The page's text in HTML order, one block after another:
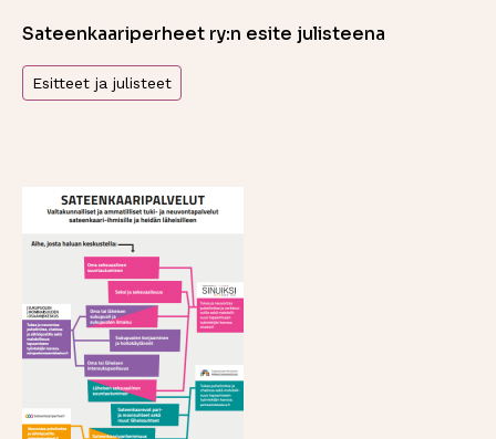
Sateenkaariperheet ry:n esite julisteena
Esitteet ja julisteet